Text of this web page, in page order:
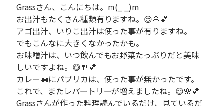
Grassさん、こんにちは。m(_ _)m
お出汁もたくさん種類有りますね。😌🌸💕
アゴ出汁、いりこ出汁は使った事が有りますね。
でもこんなに大きくなかったかも。
お味噌汁は、いつ飲んでもお野菜たっぷりだと美味
しいですよね。😋🍴💕
カレー🍛にパプリカは、使った事が無かったです。
これで、またレパートリーが増えましたね。😌🌸💕
Grassさんが作った料理読んでいるだけ、見ているだ